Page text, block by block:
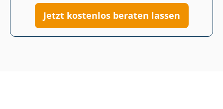
Jetzt kostenlos beraten lassen